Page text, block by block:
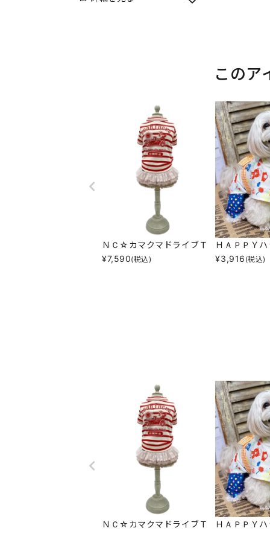
このア
ＮＣ☆カマクマドライブＴ
¥7,590(税込)
ＨＡＰＰＹ
¥3,916 (税込)
ＮＣ☆カマクマドライブＴ
ＨＡＰＰＹ